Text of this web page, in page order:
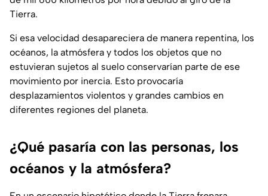
Tierra.
Si esa velocidad desapareciera de manera repentina, los
océanos, la atmósfera y todos los objetos que no
estuvieran sujetos al suelo conservarían parte de ese
movimiento por inercia. Esto provocaría
desplazamientos violentos y grandes cambios en
diferentes regiones del planeta.
¿Qué pasaría con las personas, los
océanos y la atmósfera?